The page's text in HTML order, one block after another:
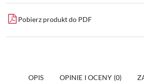
Pobierz produkt do PDF
OPIS OPINIE I OCENY (0)